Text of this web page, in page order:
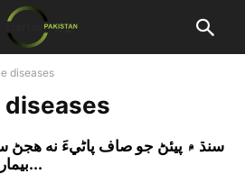
diseases
سنڌ ۾ پيئڻ جو صاف پاڻيءَ نه هجڻ
بيماريون...